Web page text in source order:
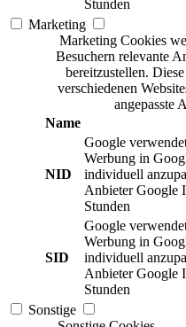
Stunden
Marketing
Marketing Cookies
Besuchern relevante
bereitzustellen.
verschiedenen
angepasste
Name
NID
Google
Werbung in
individuell
Anbieter Google
Stunden
SID
Google
Werbung in
individuell
Anbieter Google
Stunden
Sonstige